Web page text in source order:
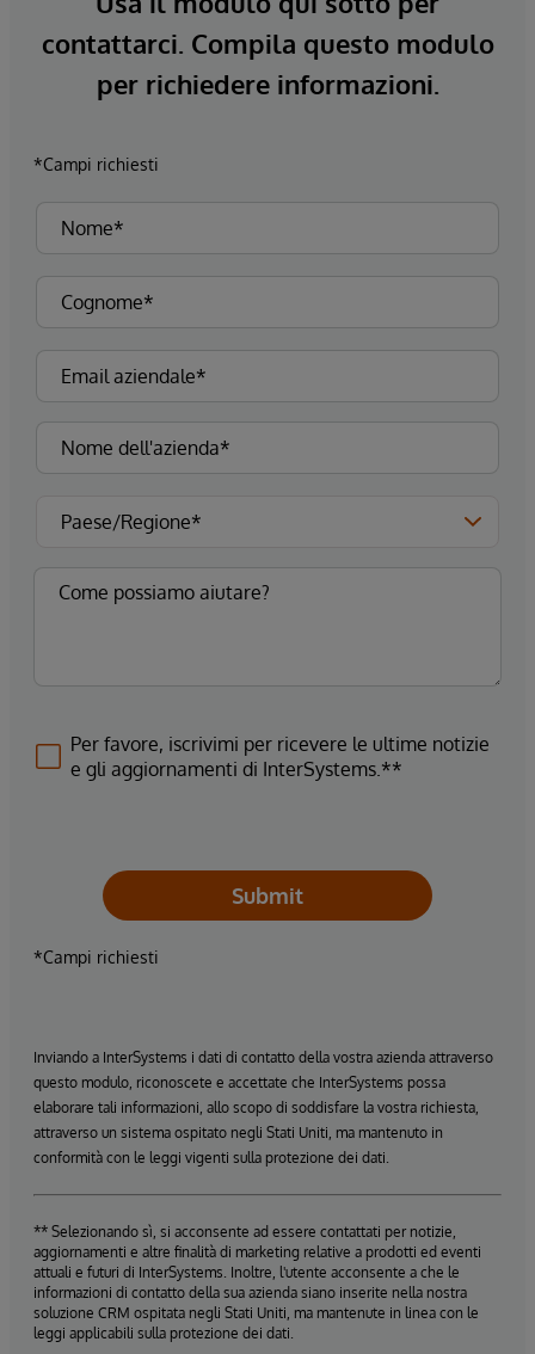
contattarci. Compila questo modulo
per richiedere informazioni.
*Campi richiesti
Per favore, iscrivimi per ricevere le ultime notizie
e gli aggiornamenti di InterSystems.**
Submit
*Campi richiesti
Inviando a InterSystems i dati di contatto della vostra azienda attraverso
questo modulo, riconoscete e accettate che InterSystems possa
elaborare tali informazioni, allo scopo di soddisfare la vostra richiesta,
attraverso un sistema ospitato negli Stati Uniti, ma mantenuto in
conformità con le leggi vigenti sulla protezione dei dati.
** Selezionando sì, si acconsente ad essere contattati per notizie,
aggiornamenti e altre finalità di marketing relative a prodotti ed eventi
attuali e futuri di InterSystems. Inoltre, l'utente acconsente a che le
informazioni di contatto della sua azienda siano inserite nella nostra
soluzione CRM ospitata negli Stati Uniti, ma mantenute in linea con le
leggi applicabili sulla protezione dei dati.